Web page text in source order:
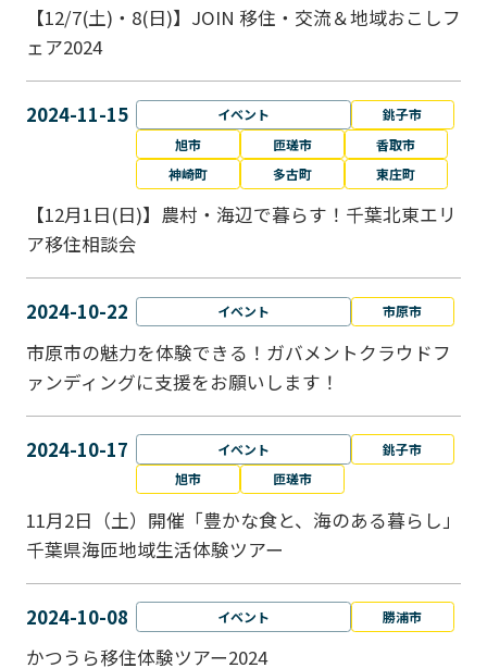
【12/7(土)・8(日)】JOIN 移住・交流＆地域おこしフ
ェア2024
2024-11-15 イベント
銚子市
旭市
匝瑳市
香取市
神崎町
多古町 東庄町
【12月1日(日)】農村・海辺で暮らす！千葉北東エリ
ア移住相談会
2024-10-22 イベント 市原市
市原市の魅力を体験できる！ガバメントクラウドフ
ァンディングに支援をお願いします！
2024-10-17 イベント
銚子市
旭市
匝瑳市
11月2日（土）開催「豊かな食と、海のある暮らし」
千葉県海匝地域生活体験ツアー
2024-10-08 イベント 勝浦市
かつうら移住体験ツアー2024